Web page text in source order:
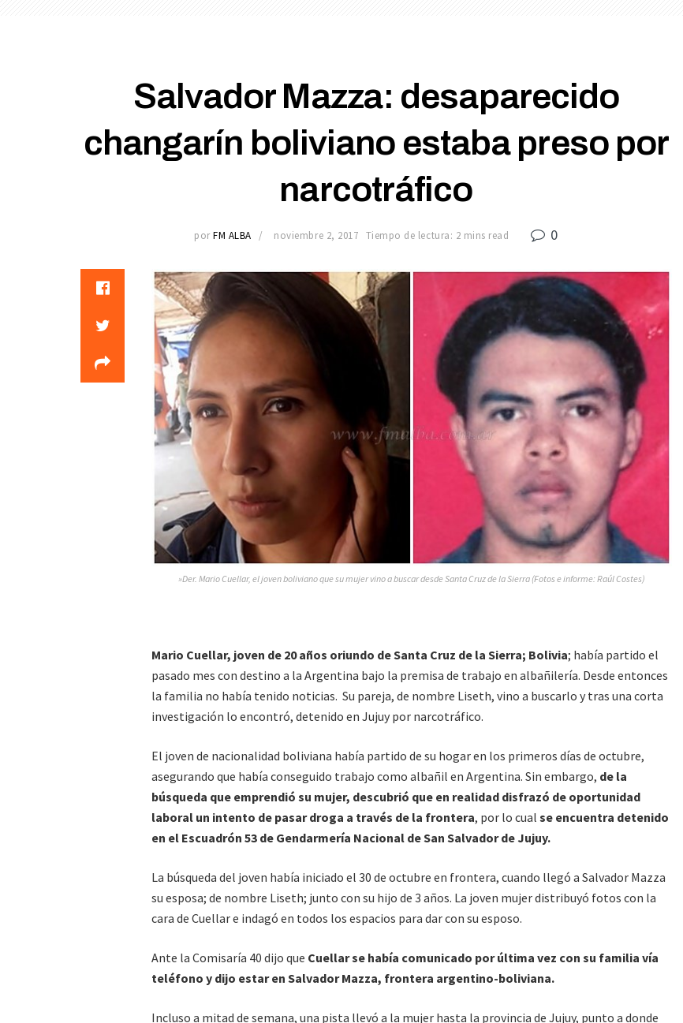
Salvador Mazza: desaparecido
changarín boliviano estaba preso por
narcotráfico
por FM ALBA noviembre 2, 2017 Tiempo de lectura: 2 mins read 0
»Der. Mario Cuellar, el joven boliviano que su mujer vino a buscar desde Santa Cruz de la Sierra (Fotos e informe: Raúl Costes)
Mario Cuellar, joven de 20 años oriundo de Santa Cruz de la Sierra; Bolivia; había partido el
pasado mes con destino a la Argentina bajo la premisa de trabajo en albañilería. Desde entonces
la familia no había tenido noticias. Su pareja, de nombre Liseth, vino a buscarlo y tras una corta
investigación lo encontró, detenido en Jujuy por narcotráfico.
El joven de nacionalidad boliviana había partido de su hogar en los primeros días de octubre,
asegurando que había conseguido trabajo como albañil en Argentina. Sin embargo, de la
búsqueda que emprendió su mujer, descubrió que en realidad disfrazó de oportunidad
laboral un intento de pasar droga a través de la frontera, por lo cual se encuentra detenido
en el Escuadrón 53 de Gendarmería Nacional de San Salvador de Jujuy.
La búsqueda del joven había iniciado el 30 de octubre en frontera, cuando llegó a Salvador Mazza
su esposa; de nombre Liseth; junto con su hijo de 3 años. La joven mujer distribuyó fotos con la
cara de Cuellar e indagó en todos los espacios para dar con su esposo.
Ante la Comisaría 40 dijo que Cuellar se había comunicado por última vez con su familia vía
teléfono y dijo estar en Salvador Mazza, frontera argentino-boliviana.
Incluso a mitad de semana, una pista llevó a la mujer hasta la provincia de Jujuy, punto a donde